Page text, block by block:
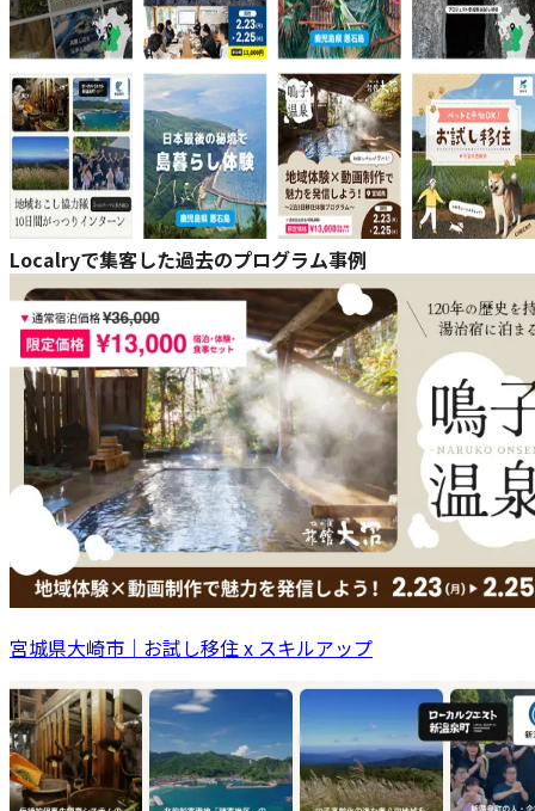
Localryで集客した過去のプログラム事例
宮城県大崎市｜お試し移住 x スキルアップ